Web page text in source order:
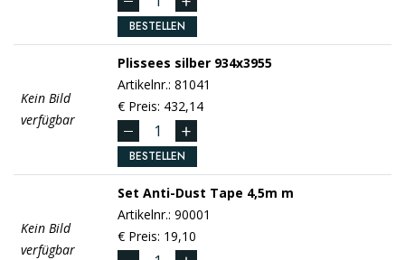
BESTELLEN
Kein Bild
verfügbar
Plissees silber 934x3955
Artikelnr.: 81041
€ Preis: 432,14
BESTELLEN
Kein Bild
verfügbar
Set Anti-Dust Tape 4,5m m
Artikelnr.: 90001
€ Preis: 19,10